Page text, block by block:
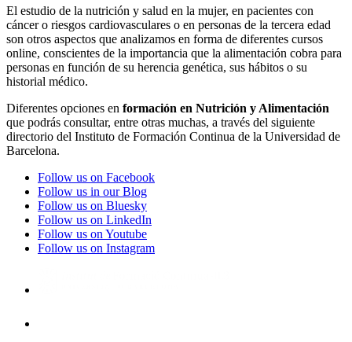
El estudio de la nutrición y salud en la mujer, en pacientes con
cáncer o riesgos cardiovasculares o en personas de la tercera edad
son otros aspectos que analizamos en forma de diferentes cursos
online, conscientes de la importancia que la alimentación cobra para
personas en función de su herencia genética, sus hábitos o su
historial médico.
Diferentes opciones en formación en Nutrición y Alimentación
que podrás consultar, entre otras muchas, a través del siguiente
directorio del Instituto de Formación Continua de la Universidad de
Barcelona.
Follow us on Facebook
Follow us in our Blog
Follow us on Bluesky
Follow us on LinkedIn
Follow us on Youtube
Follow us on Instagram